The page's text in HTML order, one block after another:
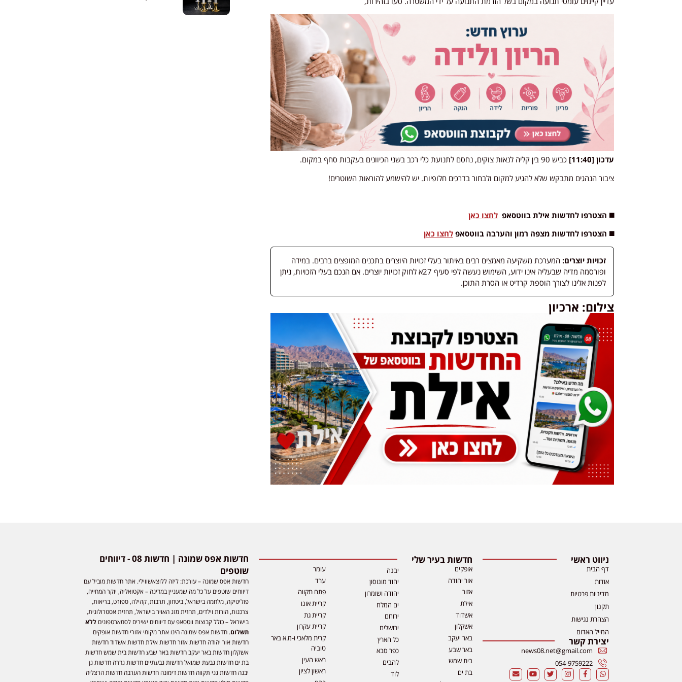
עדכון [11:40]
כביש 90 בין קליה לנאות צוקים, נחסם לתנועת כלי רכב בשני הכיוונים בעקבות סחף במקום.
ציבור הנהגים מתבקש שלא להגיע למקום ולבחור בדרכים חלופיות. יש להישמע להוראות השוטרים!
◼️ הצטרפו לחדשות אילת בווטסאפלחצו כאן
◼️ הצטרפו לחדשות מצפה רמון והערבה בווטסאפלחצו כאן
זכויות יוצרים: המערכת משקיעה מאמצים רבים באיתור בעלי זכויות היוצרים בתכנים המופצים ברבים. במידה
ופורסמה מדיה שבעליה אינו ידוע, השימוש נעשה לפי סעיף 27א לחוק זכויות יוצרים. אם הנכם בעלי הזכויות, ניתן
לפנות אלינו לצורך הוספת קרדיט או הסרת התוכן.
צילום: ארכיון
ניווט ראשי
דף הבית
אודות
מדיניות פרטיות
תקנון
הצהרת נגישות
המייל האדום
יצירת קשר
news08.net@gmail.com
054-9759222
חדשות בעיר שלי
אופקים
אור יהודה
אזור
אילת
אשדוד
אשקלון
באר יעקב
באר שבע
בית שמש
בת ים
יבנה
יהוד מונוסון
יהודה ושומרון
ים המלח
ירוחם
ירושלים
כל הארץ
כפר סבא
להבים
לוד
עומר
ערד
פתח תקווה
קריית אונו
קריית גת
קריית עקרון
קרית מלאכי ו-מ.א באר
טוביה
ראש העין
ראשון לציון
חדשות אפס שמונה | חדשות 08 - דיווחים
שוטפים
חדשות אפס שמונה – עורכת: ליזה ללוצאשווילי. אתר חדשות מוביל עם
דיווחים שוטפים על כל מה שמעניין במדינה – אקטואליה, יוקר המחייה,
פוליטיקה, מלחמה בישראל, ביטחון, תרבות, קהילה, ספורט, בריאות,
צרכנות, הורות וילדים, תחזית מזג האויר בישראל, תחזית אסטרולוגית,
בישראל – כולל קבוצות ווטסאפ עם דיווחים ישירים לסמארטפוניםללא
תשלום. חדשות אפס שמונה הינו אתר מקומי אזורי חדשות אופקים
חדשות אור יהודה חדשות אזור חדשות אילת חדשות אשדוד חדשות
אשקלון חדשות באר יעקב חדשות באר שבע חדשות בית שמש חדשות
בת ים חדשות גבעת שמואל חדשות גבעתיים חדשות גדרה חדשות גן
יבנה חדשות גני תקווה חדשות דימונה חדשות הערבה חדשות הרצליה